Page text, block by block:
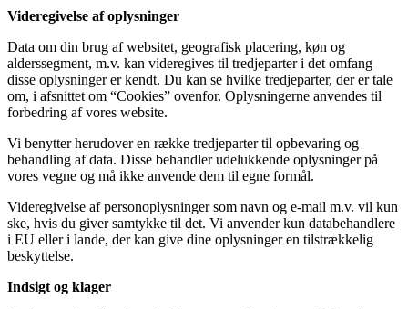
Videregivelse af oplysninger
Data om din brug af websitet, geografisk placering, køn og
alderssegment, m.v. kan videregives til tredjeparter i det omfang
disse oplysninger er kendt. Du kan se hvilke tredjeparter, der er tale
om, i afsnittet om “Cookies” ovenfor. Oplysningerne anvendes til
forbedring af vores website.
Vi benytter herudover en række tredjeparter til opbevaring og
behandling af data. Disse behandler udelukkende oplysninger på
vores vegne og må ikke anvende dem til egne formål.
Videregivelse af personoplysninger som navn og e-mail m.v. vil kun
ske, hvis du giver samtykke til det. Vi anvender kun databehandlere
i EU eller i lande, der kan give dine oplysninger en tilstrækkelig
beskyttelse.
Indsigt og klager